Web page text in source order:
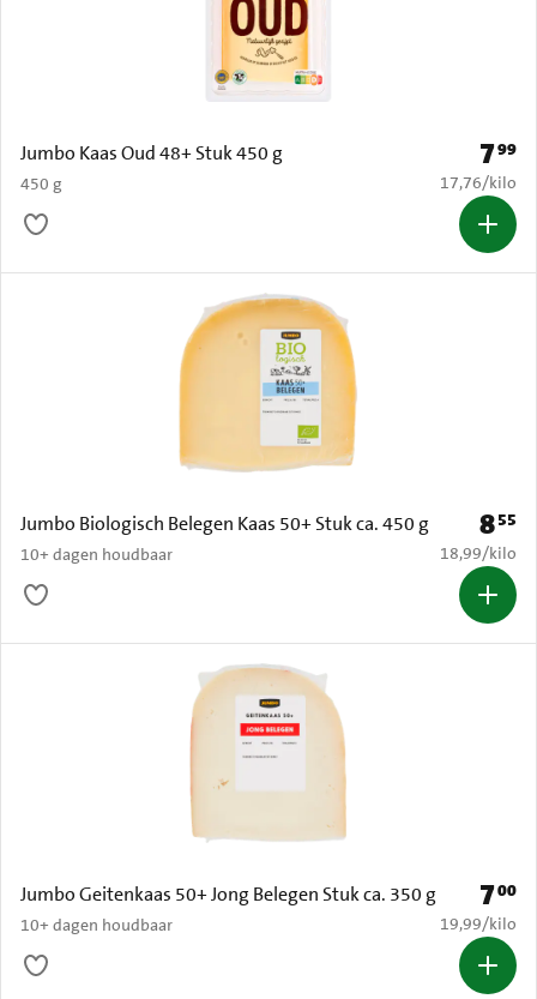
Jumbo Kaas Oud 48+ Stuk 450 g
450 g
Prijs:
799
€ 17,76 per
17,76/kilo
Jumbo Biologisch Belegen Kaas 50+ Stuk ca. 450 g
10+ dagen houdbaar
Prijs:
855
€ 18,99 per
18,99/kilo
Jumbo Geitenkaas 50+ Jong Belegen Stuk ca. 350 g
10+ dagen houdbaar
Prijs:
700
€ 19,99 per
19,99/kilo